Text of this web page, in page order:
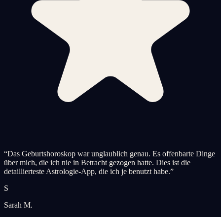
“Das Geburtshoroskop war unglaublich genau. Es offenbarte Dinge
über mich, die ich nie in Betracht gezogen hatte. Dies ist die
detaillierteste Astrologie-App, die ich je benutzt habe.”
S
Sarah M.